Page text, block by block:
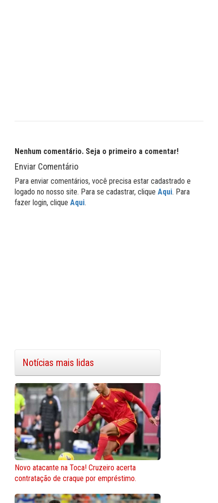
Nenhum comentário. Seja o primeiro a comentar!
Enviar Comentário
Para enviar comentários, você precisa estar cadastrado e
logado no nosso site. Para se cadastrar, clique Aqui. Para
fazer login, clique Aqui.
Notícias mais lidas
Novo atacante na Toca! Cruzeiro acerta
contratação de craque por empréstimo.